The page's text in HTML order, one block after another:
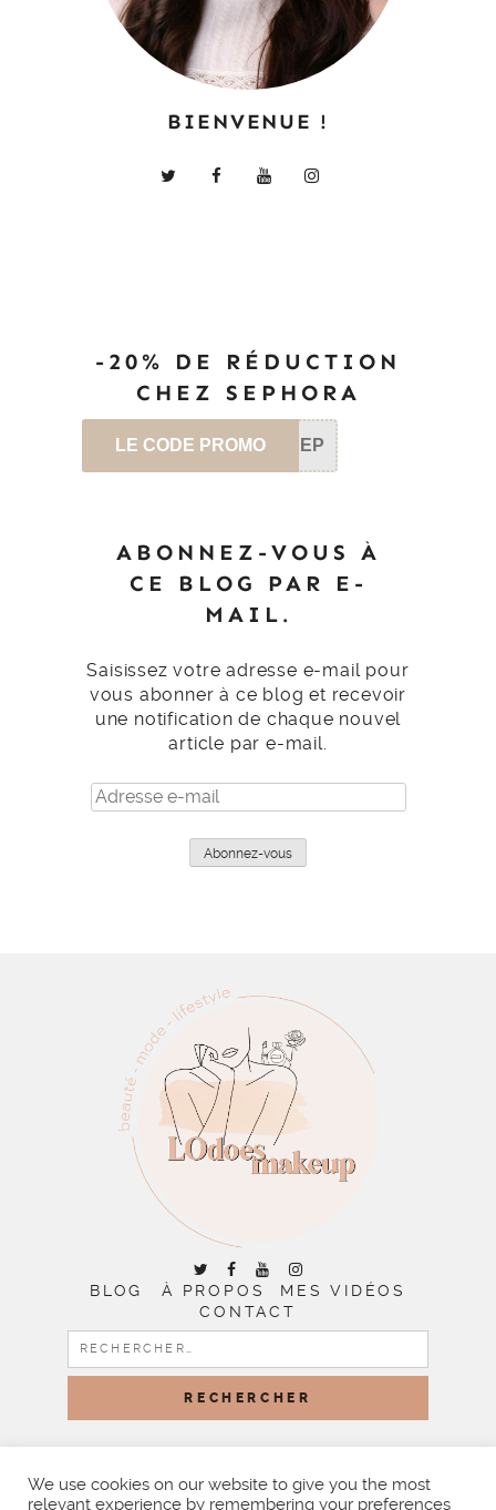
BIENVENUE !
-20% DE RÉDUCTION
CHEZ SEPHORA
LE CODE PROMO SEP
ABONNEZ-VOUS À
CE BLOG PAR E-
MAIL.
Saisissez votre adresse e-mail pour
vous abonner à ce blog et recevoir
une notification de chaque nouvel
article par e-mail.
Adresse
e-
Abonnez-vous
BLOG À PROPOS
MES VIDÉOS
CONTACT
RECHERCHER :
BY LITTLE THEME SHOP
We use cookies on our website to give you the most
relevant experience by remembering your preferences